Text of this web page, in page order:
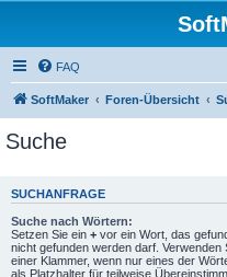
FAQ
SoftMaker Foren-Übersicht
Suche
SUCHANFRAGE
Suche nach Wörtern:
Setzen Sie ein + vor ein Wort, das
nicht gefunden werden darf.
einer Klammer, wenn nur eines der
als Platzhalter für teilweise